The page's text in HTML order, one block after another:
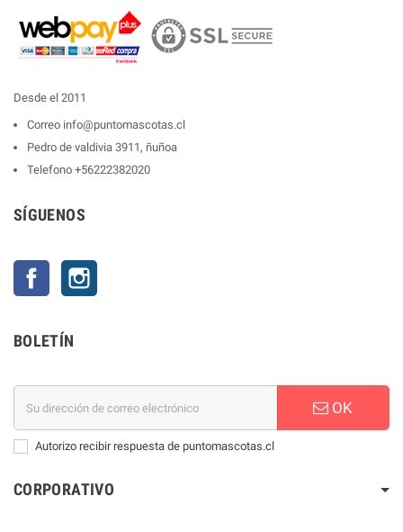
Desde el 2011
Correo info@puntomascotas.cl
Pedro de valdivia 3911, ñuñoa
Telefono +56222382020
SÍGUENOS
Facebook
BOLETÍN
OK
Autorizo recibir respuesta de puntomascotas.cl
CORPORATIVO